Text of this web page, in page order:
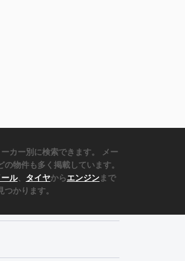
ーカー別に検索できます。 メー
物件も多く掲載しています。
ル、 タイヤからエンジンまで
かります。